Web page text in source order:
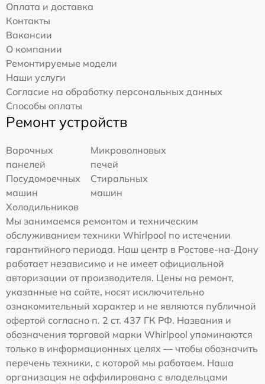
Оплата и доставка
Контакты
Вакансии
О компании
Ремонтируемые модели
Наши услуги
Согласие на обработку персональных данных
Способы оплаты
Ремонт устройств
Варочных
панелей
Микроволновых
печей
Посудомоечных
машин
Стиральных
машин
Холодильников
Мы занимаемся ремонтом и техническим
обслуживанием техники Whirlpool по истечении
гарантийного периода. Наш центр в Ростове-на-Дону
работает независимо и не имеет официальной
авторизации от производителя. Цены на ремонт,
указанные на сайте, носят исключительно
ознакомительный характер и не являются публичной
офертой согласно п. 2 ст. 437 ГК РФ. Названия и
обозначения торговой марки Whirlpool упоминаются
только в информационных целях — чтобы обозначить
перечень техники, с которой мы работаем. Наша
организация не аффилирована с владельцами